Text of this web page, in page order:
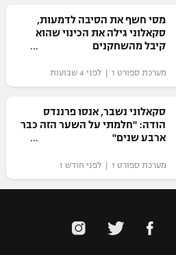
מסי חשף את הסיבה לדמעות,
סקאלוני גילה את הכינוי שהוא
קיבל מהשחקנים
מערכת ספורט 1 | לפני 4 שבועות
סקאלוני נשבר, אנסו פרננדס
הודה: "חלמתי על השער הזה כבר
ארבע שנים"
מערכת ספורט 1 | לפני חודש 1